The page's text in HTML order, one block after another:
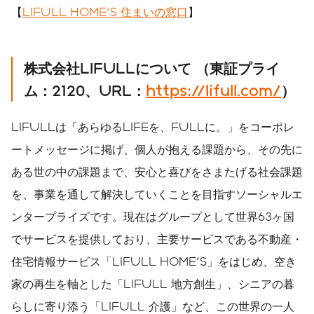
【LIFULL HOME'S 住まいの窓口 】
株式会社LIFULLについて
（東証プライ
ム： 2120、 URL ： https://lifull.com/）
LIFULLは「あらゆるLIFEを、FULLに。」をコーポレ
ートメッセージに掲げ、個人が抱える課題から、その先に
ある世の中の課題まで、安心と喜びをさまたげる社会課題
を、事業を通して解決していくことを目指すソーシャルエ
ンタープライズです。現在はグループとして世界63ヶ国
でサービスを提供しており、主要サービスである不動産・
住宅情報サービス「LIFULL HOME'S」をはじめ、空き
家の再生を軸とした「LIFULL 地方創生」、シニアの暮
らしに寄り添う「LIFULL 介護」など、この世界の一人